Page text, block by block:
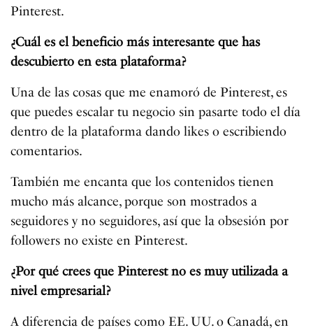
Pinterest.
¿Cuál es el beneficio más interesante que has
descubierto en esta plataforma?
Una de las cosas que me enamoró de Pinterest, es
que puedes escalar tu negocio sin pasarte todo el día
dentro de la plataforma dando likes o escribiendo
comentarios.
También me encanta que los contenidos tienen
mucho más alcance, porque son mostrados a
seguidores y no seguidores, así que la obsesión por
followers no existe en Pinterest.
¿Por qué crees que Pinterest no es muy utilizada a
nivel empresarial?
A diferencia de países como EE. UU. o Canadá, en